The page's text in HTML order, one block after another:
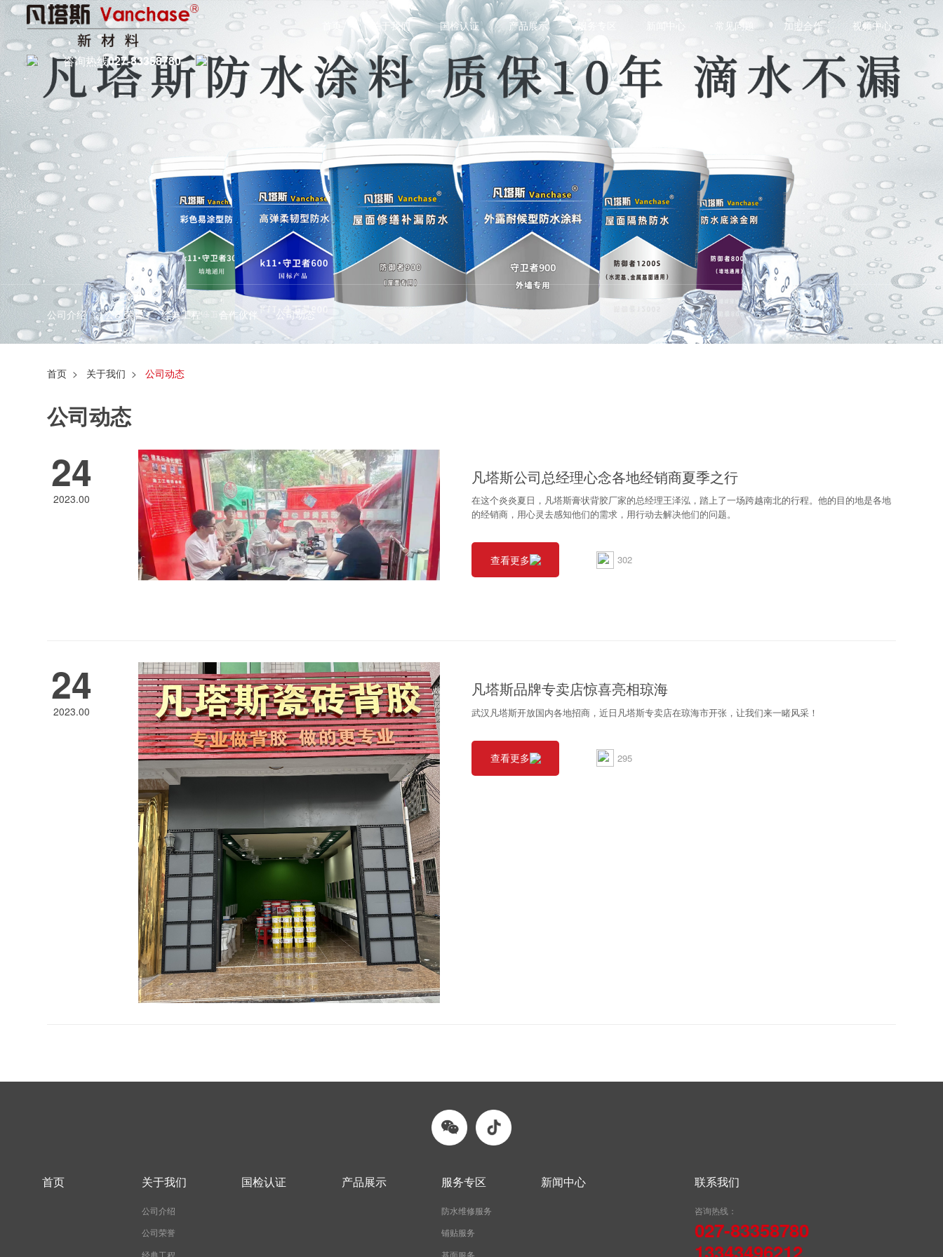
关于我们 国检认证 产品展示 服务专区 新闻中心 常见问题 加盟合作 视频中心
咨询热线027-83358780
公司介绍 公司荣誉 经典工程 合作伙伴 公司动态
首页 > 关于我们 > 公司动态
公司动态
24
2023.00
凡塔斯公司总经理心念各地经销商夏季之行
在这个炎炎夏日，凡塔斯膏状背胶厂家的总经理王泽泓，踏上了一场跨越南北的行程。他的目的地是各地
的经销商，用心灵去感知他们的需求，用行动去解决他们的问题。
查看更多 302
24
2023.00
凡塔斯品牌专卖店惊喜亮相琼海
武汉凡塔斯开放国内各地招商，近日凡塔斯专卖店在琼海市开张，让我们来一睹风采！
查看更多 295
首页 关于我们
公司介绍
公司荣誉
经典工程
国检认证 产品展示 服务专区
防水维修服务
铺贴服务
基面服务
新闻中心 联系我们
咨询热线：
027-83358780
13343496212